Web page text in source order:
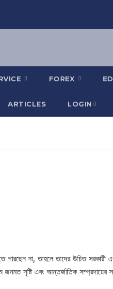
FOREX
ARTICLES LOGIN
পারছেন না, তাহলে তাদের উচিত সরকারী
জনমত সৃষ্টি এবং আন্তর্জাতিক সম্প্রদায়ের